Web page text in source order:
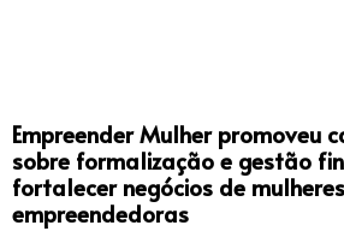
Empreender Mulher promoveu
sobre formalização e gestão
fortalecer negócios de mulheres
empreendedoras